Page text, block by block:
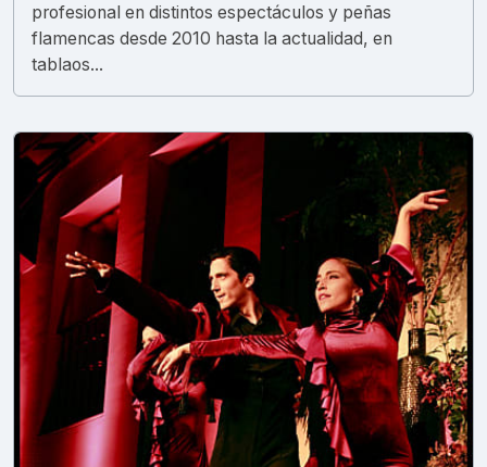
profesional en distintos espectáculos y peñas
flamencas desde 2010 hasta la actualidad, en
tablaos...